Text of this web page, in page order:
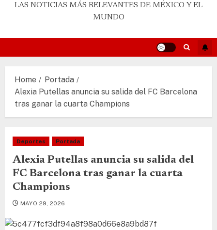
LAS NOTICIAS MÁS RELEVANTES DE MÉXICO Y EL
MUNDO
Home
Portada
Alexia Putellas anuncia su salida del FC Barcelona
tras ganar la cuarta Champions
Deportes Portada
Alexia Putellas anuncia su salida del
FC Barcelona tras ganar la cuarta
Champions
MAYO 29, 2026